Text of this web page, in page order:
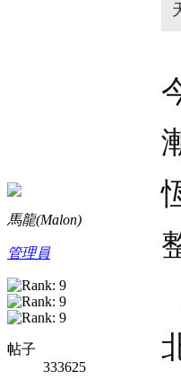
馬龍(Malon)
管理員
帖子
333625